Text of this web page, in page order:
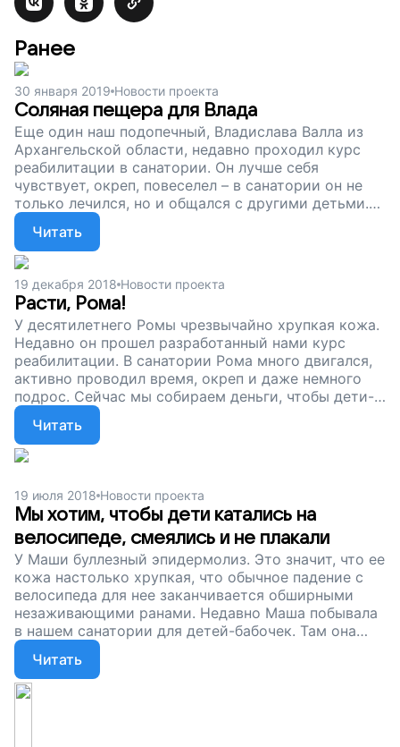
Ранее
30 января 2019 Новости проекта
Соляная пещера для Влада
Еще один наш подопечный, Владислава Валла из
Архангельской области, недавно проходил курс
реабилитации в санатории. Он лучше себя
чувствует, окреп, повеселел – в санатории он не
только лечился, но и общался с другими детьми.
Сейчас мы собираем деньги, чтобы оплачивать
лечение наших подопечных, детей с чрезвычайно
хрупкой кожей. Помогите детям-бабочкам
окрепнуть, жить без боли и страха, поддержите
наш проект!
Читать
19 декабря 2018 Новости проекта
Расти, Рома!
У десятилетнего Ромы чрезвычайно хрупкая кожа.
Недавно он прошел разработанный нами курс
реабилитации. В санатории Рома много двигался,
активно проводил время, окреп и даже немного
подрос. Сейчас мы собираем деньги, чтобы дети-
бабочки могли пройти курс реабилитации. Это
укрепит их здоровье, придаст сил, поможет
избавиться от страхов и опасений, снова обрести
веру в себя. Помогите детям с чрезвычайно
Читать
19 июля 2018 Новости проекта
Мы хотим, чтобы дети катались на
велосипеде, смеялись и не плакали
У Маши буллезный эпидермолиз. Это значит, что ее
кожа настолько хрупкая, что обычное падение с
велосипеда для нее заканчивается обширными
незаживающими ранами. Недавно Маша побывала
в нашем санатории для детей-бабочек. Там она
подросла, стала чаще улыбаться, а главное — ее
кожа стала более крепкой. Сейчас мы продолжаем
собирать деньги, чтобы дети-бабочки могли расти
и падать с велосипедов. Поддержите наш проект!
Читать